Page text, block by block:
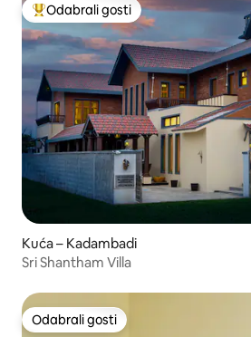
Među najviše rangiranima s oznakom
Odabrali gosti
Kuća – Kadambadi
Sri Shantham Villa
Odabrali gosti
Odabrali gosti